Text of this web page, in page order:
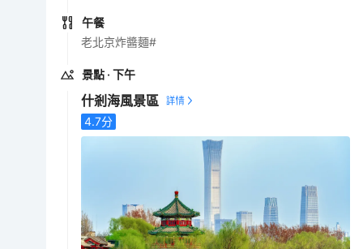
午餐
老北京炸醬麵#
景點 · 下午
什剎海風景區
4.7分